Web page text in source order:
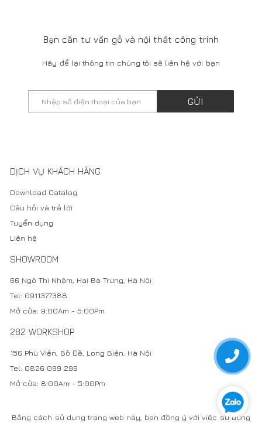
Bằng cách sử dụng trang web này, bạn đồng ý với việc sử dụng
Tư 282 - MST: 0102693579